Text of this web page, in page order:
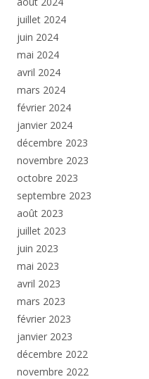
juillet 2024
juin 2024
mai 2024
avril 2024
mars 2024
février 2024
janvier 2024
décembre 2023
novembre 2023
octobre 2023
septembre 2023
août 2023
juillet 2023
juin 2023
mai 2023
avril 2023
mars 2023
février 2023
janvier 2023
décembre 2022
novembre 2022